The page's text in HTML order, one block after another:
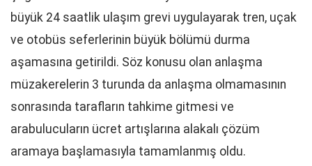
büyük 24 saatlik ulaşım grevi uygulayarak tren, uçak
ve otobüs seferlerinin büyük bölümü durma
aşamasına getirildi. Söz konusu olan anlaşma
müzakerelerin 3 turunda da anlaşma olmamasının
sonrasında tarafların tahkime gitmesi ve
arabulucuların ücret artışlarına alakalı çözüm
aramaya başlamasıyla tamamlanmış oldu.